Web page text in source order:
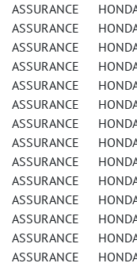
ASSURANCE
ASSURANCE
ASSURANCE
ASSURANCE
ASSURANCE
ASSURANCE
ASSURANCE
ASSURANCE
ASSURANCE
ASSURANCE
ASSURANCE
ASSURANCE
ASSURANCE
ASSURANCE